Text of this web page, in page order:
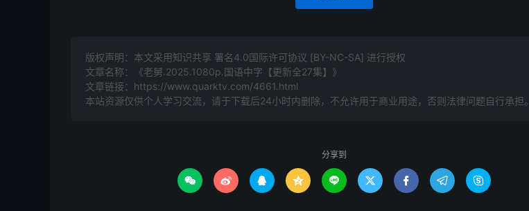
版权声明：本文采用知识共享 署名4.0国际许可协议 [BY-NC-SA] 进行授权
文章名称：《老舅.2025.1080p.国语中字【更新全27集】》
文章链接： https://www.quarktv.com/4661.html
本站资源仅供个人学习交流，请于下载后24小时内删除，不允许用于商业用途，否则法律问题自行承担。
分享到
        